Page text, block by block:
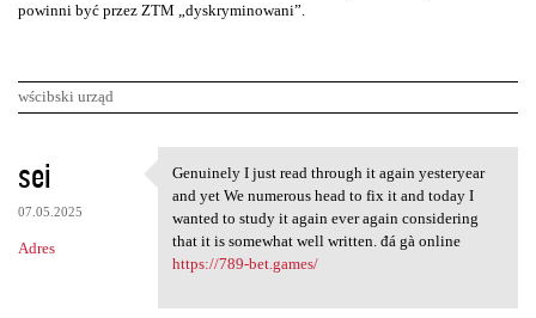
powinni być przez ZTM „dyskryminowani”.
wścibski urząd
K
o
m
e
sei
07.05.2025
Adres
Genuinely I just read through
Genuinely I just read through it again yesteryear
and yet We numerous head to fix it and today I
wanted to study it again ever again considering
that it is somewhat well written. đá gà online
https://789-bet.games/